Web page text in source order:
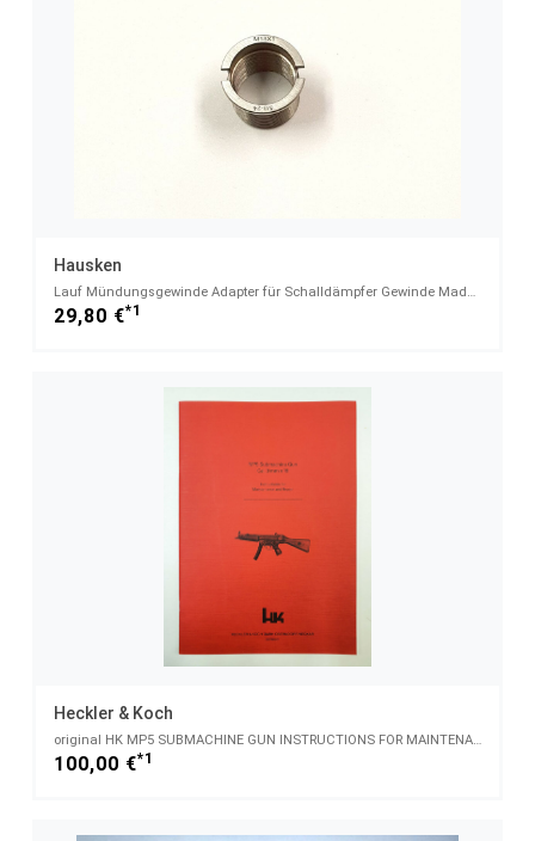
Hausken
Lauf Mündungsgewinde Adapter für Schalldämpfer Gewinde Made in Germany! Hausken Schalldämpfer
29,80 €*1
Heckler & Koch
original HK MP5 SUBMACHINE GUN INSTRUCTIONS FOR MAINTENANCE AND REPAIR ID-No. 927859 ENG
100,00 €*1